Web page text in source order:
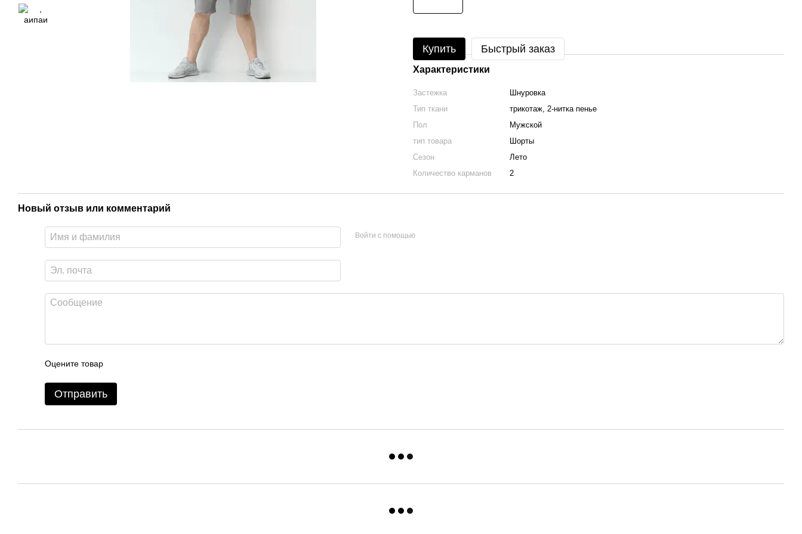
Купить Быстрый заказ
Характеристики
Застежка
Шнуровка
Тип ткани
трикотаж, 2-нитка пенье
Пол
Мужской
тип товара
Шорты
Сезон
Лето
Количество карманов
2
Новый отзыв или комментарий
Войти с помощью
Оцените товар
Отправить